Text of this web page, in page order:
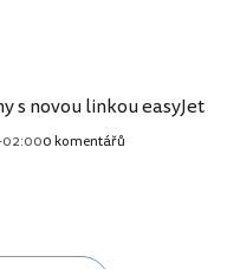
s novou linkou easyJet
0 komentářů